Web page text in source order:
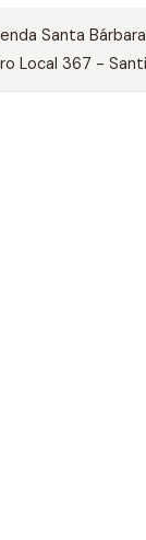
Santa
Local 367 -